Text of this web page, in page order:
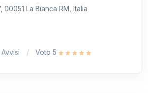
00051 La Bianca RM, Italia
Voto 5